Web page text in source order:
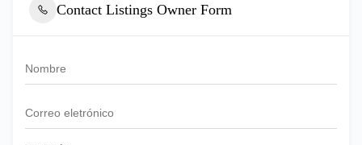
Contact Listings Owner Form